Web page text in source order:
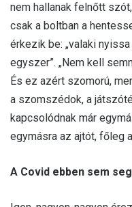
nem hallanak felnőtt
csak a boltban a
érkezik be: „valaki
egyszer”. „Nem kell
És ez azért szomorú,
a szomszédok, a
kapcsolódnak már
egymásra az ajtót, főleg
A Covid ebben sem